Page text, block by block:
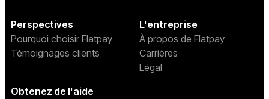
Perspectives
Pourquoi choisir Flatpay
Témoignages clients
L'entreprise
À propos de Flatpay
Carrières
Légal
Obtenez de l'aide